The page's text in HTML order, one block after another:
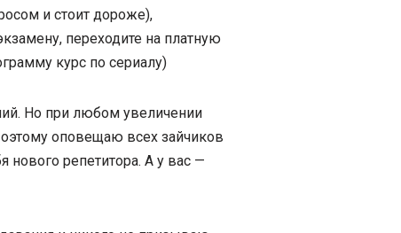
и стоит дороже),
переходите на платную
курс по сериалу)
Но при любом увеличении
оповещаю всех зайчиков
нового репетитора. А у вас —